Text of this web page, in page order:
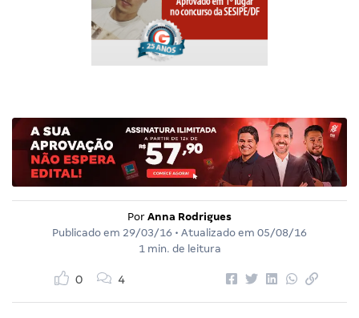
Por Anna Rodrigues
Publicado em 29/03/16 • Atualizado em 05/08/16
1 min. de leitura
0 4